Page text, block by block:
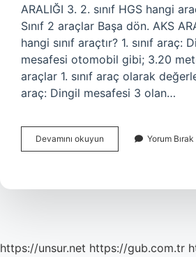
ARALIĞI 3. 2. sınıf HGS hangi
Sınıf 2 araçlar Başa dön. AKS
hangi sınıf araçtır? 1. sınıf araç:
mesafesi otomobil gibi; 3.20
araçlar 1. sınıf araç olarak
araç: Dingil mesafesi 3 olan…
Devamını okuyun
Araç
Giriyor
Yorum Bırak
https://unsur.net https://gub.com.tr